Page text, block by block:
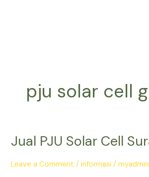
pju solar cell
Jual PJU Solar Cell
Leave a Comment /informasi /myadmin
Jual
Solar